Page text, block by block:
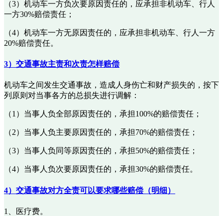
（3）机动车一方负次要原因责任的，应承担非机动车、行人
一方30%赔偿责任；
（4）机动车一方无原因责任的，应承担非机动车、行人一方
20%赔偿责任。
3）交通事故主责和次责怎样赔偿
机动车之间发生交通事故，造成人身伤亡和财产损失的，按下
列原则对当事各方的总损失进行调解：
（1）当事人负全部原因责任的，承担100%的赔偿责任；
（2）当事人负主要原因责任的，承担70%的赔偿责任；
（3）当事人负同等原因责任的，承担50%的赔偿责任；
（4）当事人负次要原因责任的，承担30%的赔偿责任。
4）交通事故对方全责可以要求哪些赔偿（明细）
1、医疗费。